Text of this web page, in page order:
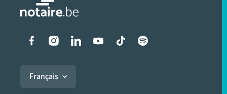
Liens vers les réseaux
Français